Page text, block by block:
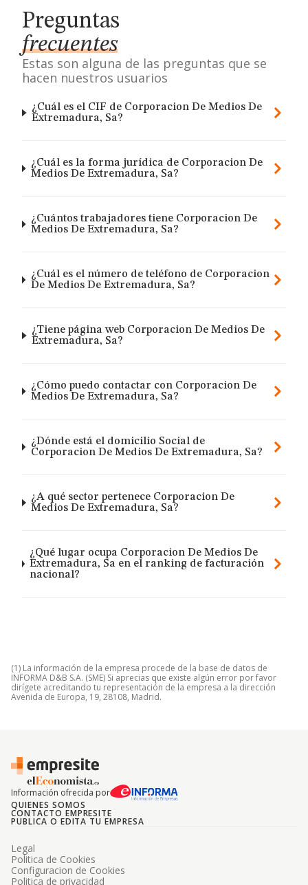
Preguntas
frecuentes
Estas son alguna de las preguntas que se
hacen nuestros usuarios
¿Cuál es el CIF de Corporacion De Medios De
Extremadura, Sa?
¿Cuál es la forma jurídica de Corporacion De
Medios De Extremadura, Sa?
¿Cuántos trabajadores tiene Corporacion De
Medios De Extremadura, Sa?
¿Cuál es el número de teléfono de Corporacion
De Medios De Extremadura, Sa?
¿Tiene página web Corporacion De Medios De
Extremadura, Sa?
¿Cómo puedo contactar con Corporacion De
Medios De Extremadura, Sa?
¿Dónde está el domicilio Social de
Corporacion De Medios De Extremadura, Sa?
¿A qué sector pertenece Corporacion De
Medios De Extremadura, Sa?
¿Qué lugar ocupa Corporacion De Medios De
Extremadura, Sa en el ranking de facturación
nacional?
(1) La información de la empresa procede de la base de datos de
INFORMA D&B S.A. (SME) Si aprecias que existe algún error por favor
dirígete acreditando tu representación de la empresa a la dirección
Avenida de Europa, 19, 28108, Madrid.
Información ofrecida por
QUIENES SOMOS
CONTACTO EMPRESITE
PUBLICA O EDITA TU EMPRESA
Legal
Politica de Cookies
Configuracion de Cookies
Politica de privacidad